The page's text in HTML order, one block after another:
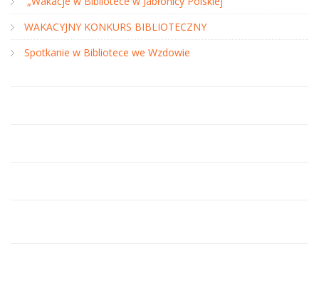
WAKACYJNY KONKURS BIBLIOTECZNY
Spotkanie w Bibliotece we Wzdowie